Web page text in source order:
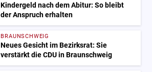
Kindergeld nach dem Abitur: So bleibt
der Anspruch erhalten
BRAUNSCHWEIG
Neues Gesicht im Bezirksrat: Sie
verstärkt die CDU in Braunschweig